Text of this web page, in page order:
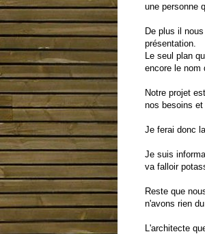
une personne
De plus il
présentation.
Le seul plan
encore le nom
Notre projet
nos besoins et
Je ferai donc
Je suis
va falloir
Reste que
n'avons rien
L'architecte